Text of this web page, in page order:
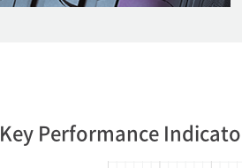
Key Performance